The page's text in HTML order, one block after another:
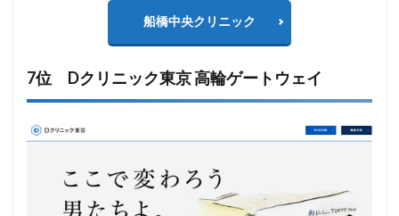
船橋中央クリニック
7位 Dクリニック東京 高輪ゲートウェイ